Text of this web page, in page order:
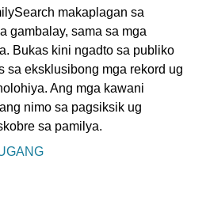
makaplagan sa
gambalay, sama sa mga
Bukas kini ngadto sa publiko
sa eksklusibong mga rekord ug
Ang mga kawani
nimo sa pagsiksik ug
sa pamilya.